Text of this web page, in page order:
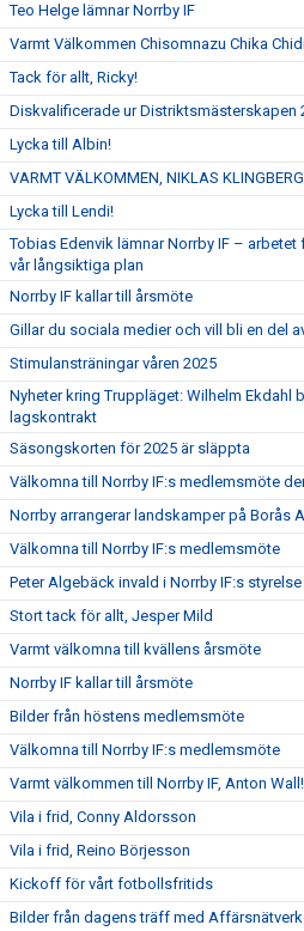
Teo Helge lämnar Norrby IF
Varmt Välkommen Chisomnazu Chika
Tack för allt, Ricky!
Diskvalificerade ur Distriktsmästerskapen
Lycka till Albin!
VARMT VÄLKOMMEN, NIKLAS KLINGBERG
Lycka till Lendi!
Tobias Edenvik lämnar Norrby IF –
vår långsiktiga plan
Norrby IF kallar till årsmöte
Gillar du sociala medier och vill bli en del
Stimulansträningar våren 2025
Nyheter kring Truppläget: Wilhelm Ekdahl
lagskontrakt
Säsongskorten för 2025 är släppta
Välkomna till Norrby IF:s medlemsmöte
Norrby arrangerar landskamper på Borås
Välkomna till Norrby IF:s medlemsmöte
Peter Algebäck invald i Norrby IF:s styrelse
Stort tack för allt, Jesper Mild
Varmt välkomna till kvällens årsmöte
Norrby IF kallar till årsmöte
Bilder från höstens medlemsmöte
Välkomna till Norrby IF:s medlemsmöte
Varmt välkommen till Norrby IF, Anton Wall!
Vila i frid, Conny Aldorsson
Vila i frid, Reino Börjesson
Kickoff för vårt fotbollsfritids
Bilder från dagens träff med